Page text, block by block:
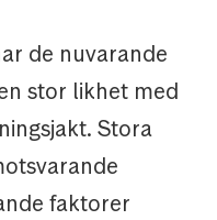
de nuvarande
stor likhet med
Stora
faktorer